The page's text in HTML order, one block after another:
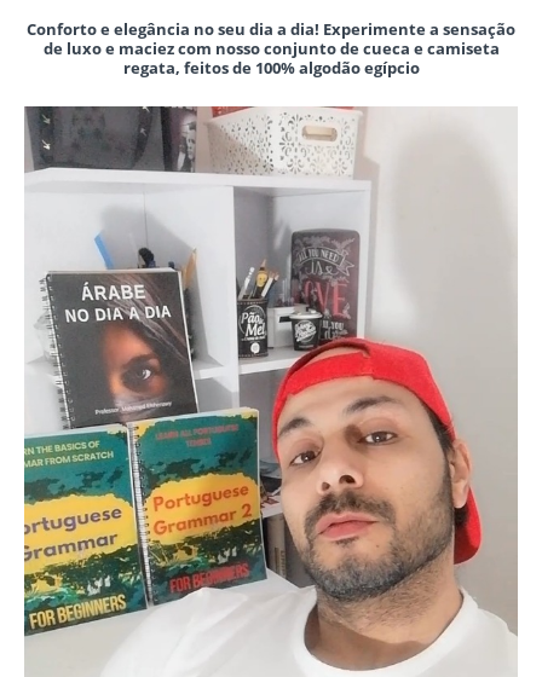
Conforto e elegância no seu dia a dia! Experimente a sensação
de luxo e maciez com nosso conjunto de cueca e camiseta
regata, feitos de 100% algodão egípcio